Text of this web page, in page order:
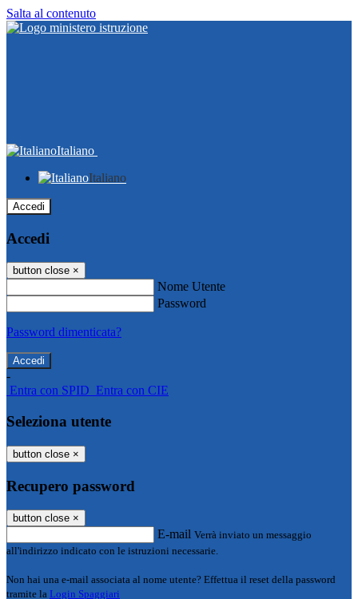
Salta al contenuto
Italiano
Italiano
Accedi
Accedi
button close ×
Nome Utente
Password
Password dimenticata?
-
Entra con SPID Entra con CIE
Seleziona utente
button close ×
Recupero password
button close ×
E-mail Verrà inviato un messaggio
all'indirizzo indicato con le istruzioni necessarie.
Non hai una e-mail associata al nome utente? Effettua il reset della password
tramite la Login Spaggiari